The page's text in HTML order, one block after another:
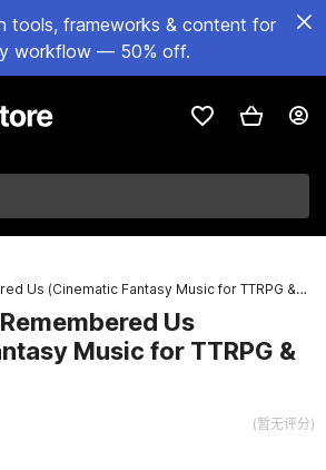
tools, frameworks & content for
workflow — 50% off.
The Sky That Remembered Us (Cinematic Fantasy Music for TTRPG & Games)
Us
Music for TTRPG &
(暂无评分)